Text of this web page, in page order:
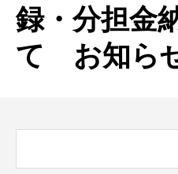
録・分担金
て お知ら